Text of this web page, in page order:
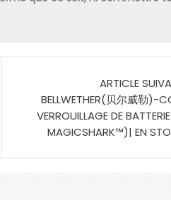
ARTICLE
BELLWETHER(贝尔威勒)-
VERROUILLAGE DE
MAGICSHARK™)| EN